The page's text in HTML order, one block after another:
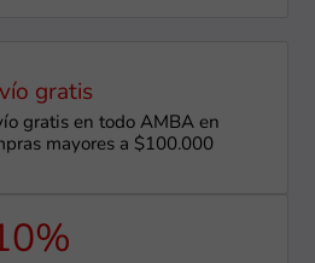
gratis
gratis en todo AMBA en
mayores a $100.000